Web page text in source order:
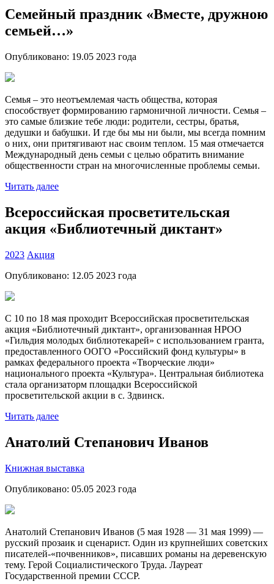
Семейный праздник «Вместе, дружною
семьей…»
Опубликовано: 19.05 2023 года
Семья – это неотъемлемая часть общества, которая
способствует формированию гармоничной личности. Семья –
это самые близкие тебе люди: родители, сестры, братья,
дедушки и бабушки. И где бы мы ни были, мы всегда помним
о них, они притягивают нас своим теплом. 15 мая отмечается
Международный день семьи с целью обратить внимание
общественности стран на многочисленные проблемы семьи.
Читать далее
Всероссийская просветительская
акция «Библиотечный диктант»
2023 Акция
Опубликовано: 12.05 2023 года
С 10 по 18 мая проходит Всероссийская просветительская
акция «Библиотечный диктант», организованная НРОО
«Гильдия молодых библиотекарей» с использованием гранта,
предоставленного ООГО «Российский фонд культуры» в
рамках федерального проекта «Творческие люди»
национального проекта «Культура». Центральная библиотека
стала организаторм площадки Всероссийской
просветительской акции в с. Здвинск.
Читать далее
Анатолий Степанович Иванов
Книжная выставка
Опубликовано: 05.05 2023 года
Анатолий Степанович Иванов (5 мая 1928 — 31 мая 1999) —
русский прозаик и сценарист. Один из крупнейших советских
писателей-«почвенников», писавших романы на деревенскую
тему. Герой Социалистического Труда. Лауреат
Государственной премии СССР.